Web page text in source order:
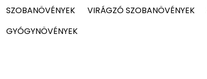
SZOBANÖVÉNYEK
VIRÁGZÓ SZOBANÖVÉNYEK
GYÓGYNÖVÉNYEK